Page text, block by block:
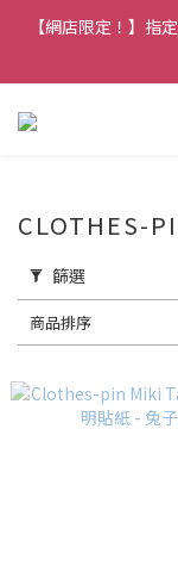
香港訂單金額滿
【網店限定！】指
香港訂單金額滿
CLOTHES-
篩選
商品排序